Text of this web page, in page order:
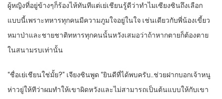
ผู้หญิงที่อยู่ข้างๆก็ร้องไห้ทันทีแต่เย่เชียนรู้ดีว่าทำไมเซียงซินถึงเลือก
แบบนี้เพราะทหารทุกคนมีความภูมใจอยู่ในใจ เช่นเดียวกับพี่น้องเขี้ยว
หมาป่าและชายชาติทหารทุกคนนั้นหวังเสมอว่าถ้าหากตายก็ต้องตาย
ในสนามรบเท่านั้น
“ชื่อเย่เชียนใช่มั้ย?” เจียงซินพูด “ยินดีที่ได้พบครับ..ช่วยฝากบอกเจ้าหนู
ห่าวยู่ให้ทีว่าผมทำให้เขาผิดหวังและไม่สามารถเป็นต้นแบบให้กับเขา